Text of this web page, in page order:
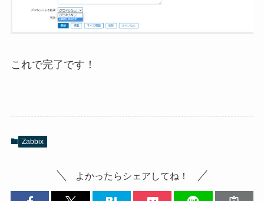
これで完了です！
Zabbix
よかったらシェアしてね！